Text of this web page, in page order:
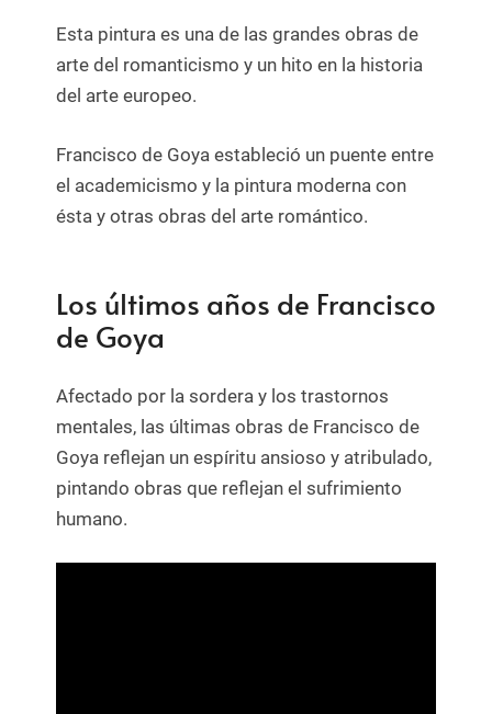
Esta pintura es una de las grandes obras de
arte del romanticismo y un hito en la historia
del arte europeo.
Francisco de Goya estableció un puente entre
el academicismo y la pintura moderna con
ésta y otras obras del arte romántico.
Los últimos años de Francisco
de Goya
Afectado por la sordera y los trastornos
mentales, las últimas obras de Francisco de
Goya reflejan un espíritu ansioso y atribulado,
pintando obras que reflejan el sufrimiento
humano.